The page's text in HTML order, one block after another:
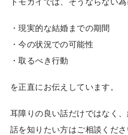
・現実的な結婚までの期間
・今の状況での可能性
・取るべき行動
を正直にお伝えしています。
耳障りの良い話だけではなく
話を知りたい方はご相談くださ